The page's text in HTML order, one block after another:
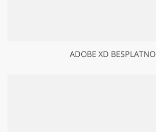
ADOBE XD BESPLATNO